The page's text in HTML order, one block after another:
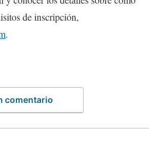
de inscripción,
.
comentario